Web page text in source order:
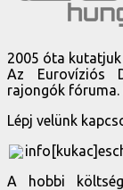
2005 óta
Az Eurovíziós
rajongók fóruma.
Lépj velünk
A hobbi